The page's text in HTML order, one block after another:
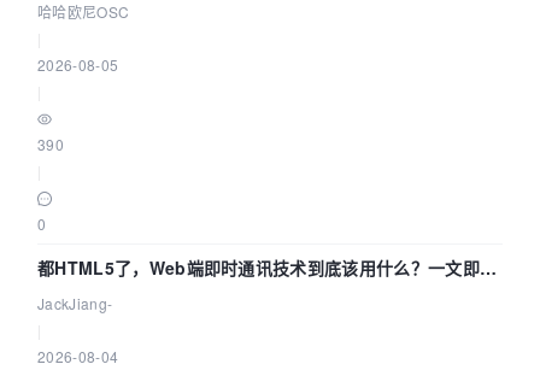
哈哈欧尼OSC
2026-08-05
390
0
都HTML5了，Web端即时通讯技术到底该用什么？一文即
懂！
JackJiang-
2026-08-04